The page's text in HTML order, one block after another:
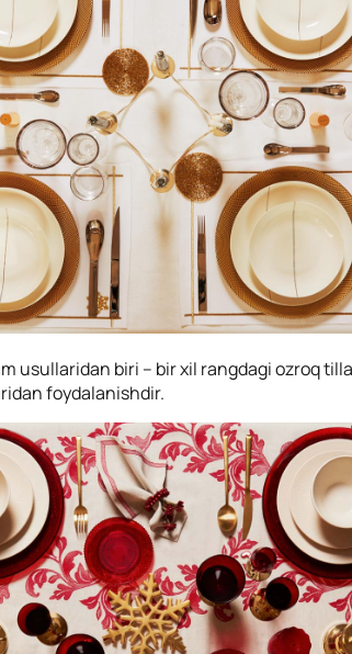
usullaridan biri – bir xil rangdagi ozroq
foydalanishdir.